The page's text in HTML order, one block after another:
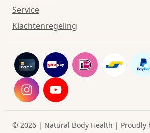
Service
Klachtenregeling
© 2026 | Natural Body Health | Proudly